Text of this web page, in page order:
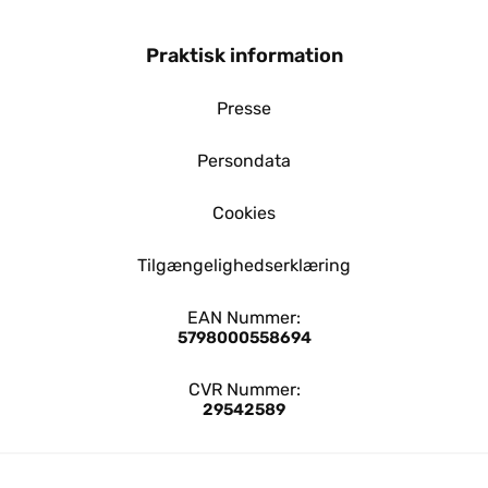
Praktisk information
Presse
Persondata
Cookies
Tilgængelighedserklæring
EAN Nummer:
5798000558694
CVR Nummer:
29542589